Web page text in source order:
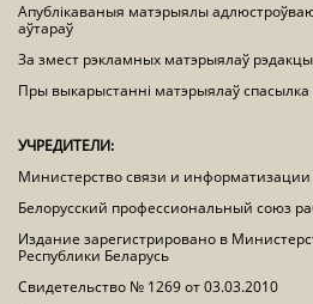
Апублікаваныя матэрыялы
аўтараў
За змест рэкламных матэрыялаў
Пры выкарыстанні матэрыялаў
УЧРЕДИТЕЛИ:
Министерство связи и информатизации
Белорусский профессиональный союз
Издание зарегистрировано в
Республики Беларусь
Свидетельство № 1269 от 03.03.2010